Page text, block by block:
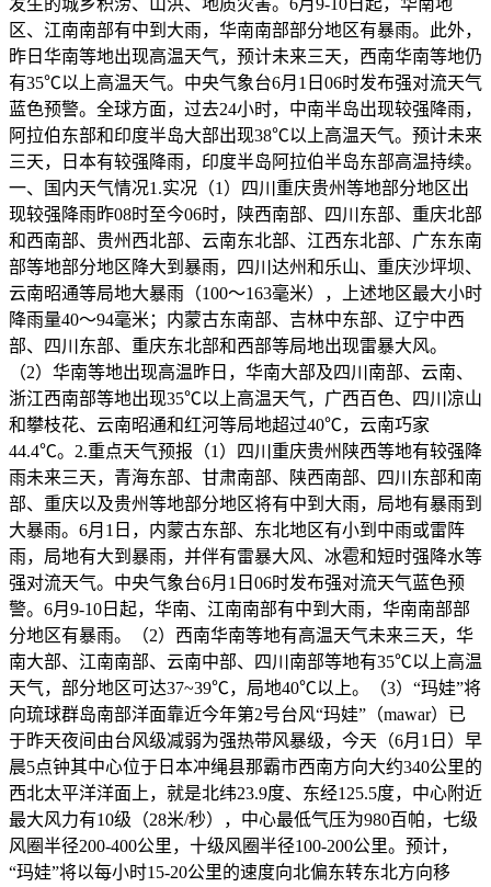
区、江南南部有中到大雨，华南南部部分地区有暴雨。此外，
昨日华南等地出现高温天气，预计未来三天，西南华南等地仍
有35℃以上高温天气。中央气象台6月1日06时发布强对流天气
蓝色预警。全球方面，过去24小时，中南半岛出现较强降雨，
阿拉伯东部和印度半岛大部出现38℃以上高温天气。预计未来
三天，日本有较强降雨，印度半岛阿拉伯半岛东部高温持续。
一、国内天气情况1.实况（1）四川重庆贵州等地部分地区出
现较强降雨昨08时至今06时，陕西南部、四川东部、重庆北部
和西南部、贵州西北部、云南东北部、江西东北部、广东东南
部等地部分地区降大到暴雨，四川达州和乐山、重庆沙坪坝、
云南昭通等局地大暴雨（100～163毫米），上述地区最大小时
降雨量40～94毫米；内蒙古东南部、吉林中东部、辽宁中西
部、四川东部、重庆东北部和西部等局地出现雷暴大风。
（2）华南等地出现高温昨日，华南大部及四川南部、云南、
浙江西南部等地出现35℃以上高温天气，广西百色、四川凉山
和攀枝花、云南昭通和红河等局地超过40℃，云南巧家
44.4℃。2.重点天气预报（1）四川重庆贵州陕西等地有较强降
雨未来三天，青海东部、甘肃南部、陕西南部、四川东部和南
部、重庆以及贵州等地部分地区将有中到大雨，局地有暴雨到
大暴雨。6月1日，内蒙古东部、东北地区有小到中雨或雷阵
雨，局地有大到暴雨，并伴有雷暴大风、冰雹和短时强降水等
强对流天气。中央气象台6月1日06时发布强对流天气蓝色预
警。6月9-10日起，华南、江南南部有中到大雨，华南南部部
分地区有暴雨。（2）西南华南等地有高温天气未来三天，华
南大部、江南南部、云南中部、四川南部等地有35℃以上高温
天气，部分地区可达37~39℃，局地40℃以上。（3）“玛娃”将
向琉球群岛南部洋面靠近今年第2号台风“玛娃”（mawar）已
于昨天夜间由台风级减弱为强热带风暴级，今天（6月1日）早
晨5点钟其中心位于日本冲绳县那霸市西南方向大约340公里的
西北太平洋洋面上，就是北纬23.9度、东经125.5度，中心附近
最大风力有10级（28米/秒），中心最低气压为980百帕，七级
风圈半径200-400公里，十级风圈半径100-200公里。预计，
“玛娃”将以每小时15-20公里的速度向北偏东转东北方向移